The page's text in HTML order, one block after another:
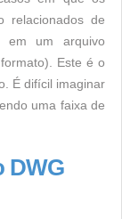
relacionados de
em um arquivo
Este é o
É difícil imaginar
uma faixa de
DWG